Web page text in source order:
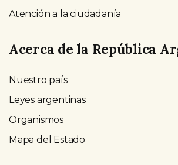
Atención a la ciudadanía
Acerca de la República
Nuestro país
Leyes argentinas
Organismos
Mapa del Estado